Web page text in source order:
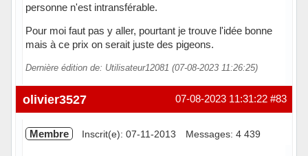
personne n'est intransférable.
Pour moi faut pas y aller, pourtant je trouve l'idée bonne
mais à ce prix on serait juste des pigeons.
Dernière édition de: Utilisateur12081 (07-08-2023 11:26:25)
#83
07-08-2023 11:31:22
olivier3527
Membre Inscrit(e): 07-11-2013 Messages: 4 439